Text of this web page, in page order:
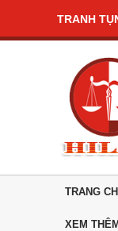
TRANH
TRANG
XEM